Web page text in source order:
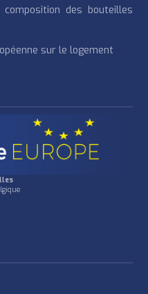
des bouteilles
sur le logement